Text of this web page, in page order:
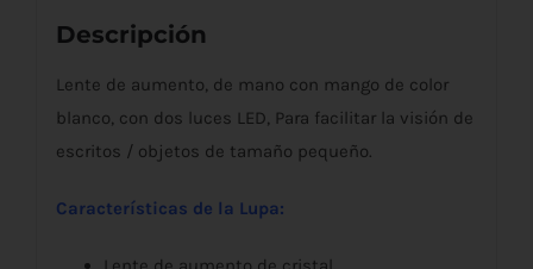
Descripción
Lente de aumento, de mano con mango de color
blanco, con dos luces LED, Para facilitar la visión de
escritos / objetos de tamaño pequeño.
Características de la Lupa: